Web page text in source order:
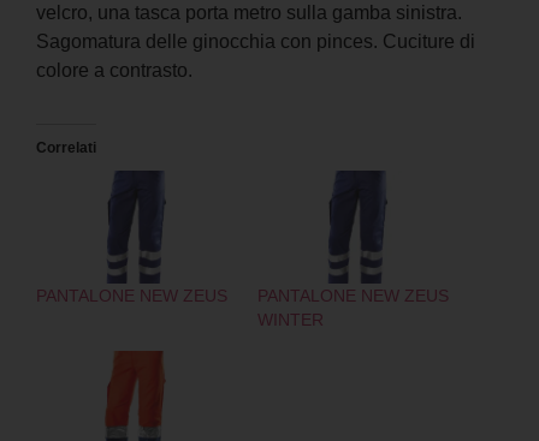
velcro, una tasca porta metro sulla gamba sinistra.
Sagomatura delle ginocchia con pinces. Cuciture di
colore a contrasto.
Correlati
PANTALONE NEW ZEUS
PANTALONE NEW ZEUS
WINTER